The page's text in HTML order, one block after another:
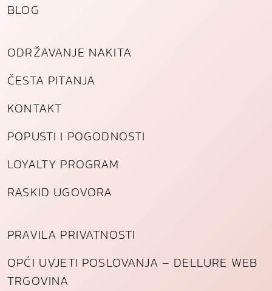
č
a
BLOG
ODRŽAVANJE NAKITA
ČESTA PITANJA
KONTAKT
POPUSTI I POGODNOSTI
LOYALTY PROGRAM
RASKID UGOVORA
PRAVILA PRIVATNOSTI
OPĆI UVJETI POSLOVANJA – DELLURE WEB
TRGOVINA